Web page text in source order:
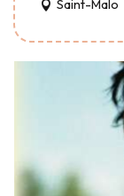
Saint-Malo